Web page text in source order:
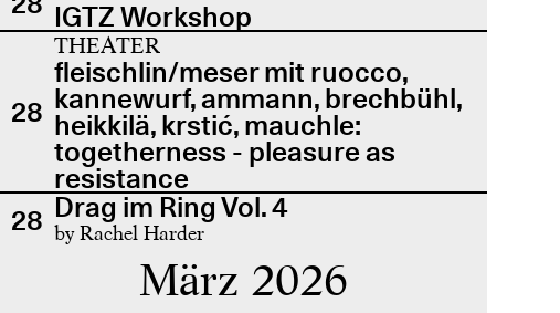
IGTZ Workshop
28
THEATER
fleischlin/meser mit ruocco,
kannewurf, ammann, brechbühl,
heikkilä, krstić, mauchle:
togetherness - pleasure as
resistance
28 Drag im Ring Vol. 4
by Rachel Harder
März 2026